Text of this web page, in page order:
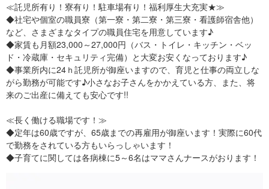
≪託児所有り！寮有り！駐車場有り！福利厚生大充実★≫
◆社宅や個室の職員寮（第一寮・第二寮・第三寮・看護師宿舎他）
など、さまざまなタイプの職員住宅を用意しています♪
◆家賃も月額23,000～27,000円（バス・トイレ・キッチン・ベッ
ド・冷蔵庫・セキュリティ完備）と大変お安くなっております♪
◆事業所内に24ｈ託児所が御座いますので、育児と仕事の両立しな
がら勤務が可能です♪小さなお子さんをかかえている方、また、将
来のご出産に備えても安心です!!
≪長く働ける職場です！≫
◆定年は60歳ですが、65歳までの再雇用が御座います！実際に60代
で勤務をされている方もいらっしゃいます！
◆子育てに関しては各病棟に5～6名はママさんナースがおります！